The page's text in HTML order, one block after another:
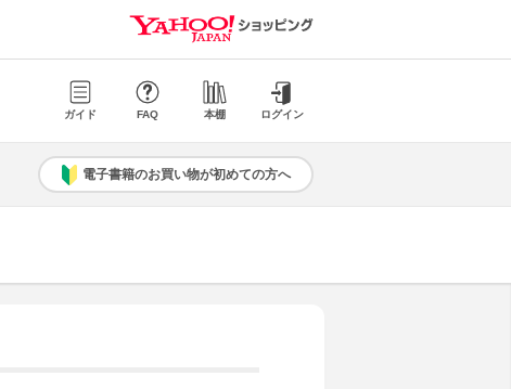
ガイド FAQ 本棚 ログイン
電子書籍のお買い物が初めての方へ